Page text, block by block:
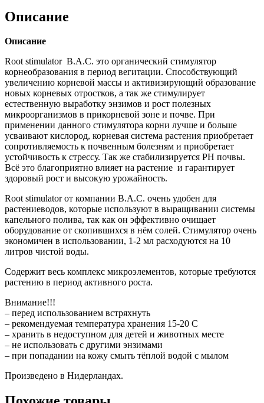
Описание
Описание
Root stimulator B.A.C. это органический стимулятор
корнеобразования в период вегитации. Способствующий
увеличению корневой массы и активизирующий образование
новых корневых отростков, а так же стимулирует
естественную выработку энзимов и рост полезных
микроорганизмов в прикорневой зоне и почве. При
применении данного стимулятора корни лучше и больше
усваивают кислород, корневая система растения приобретает
сопротивляемость к почвенным болезням и приобретает
устойчивость к стрессу. Так же стабилизируется PH почвы.
Всё это благоприятно влияет на растение и гарантирует
здоровый рост и высокую урожайность.
Root stimulator от компании B.A.C. очень удобен для
растениеводов, которые используют в выращивании системы
капельного полива, так как он эффективно очищает
оборудование от скопившихся в нём солей. Стимулятор очень
экономичен в использовании, 1-2 мл расходуются на 10
литров чистой воды.
Содержит весь комплекс микроэлементов, которые требуются
растению в период активного роста.
Внимание!!!
– перед использованием встряхнуть
– рекомендуемая температура хранения 15-20 С
– хранить в недоступном для детей и животных месте
– не использовать с другими энзимами
– при попадании на кожу смыть тёплой водой с мылом
Произведено в Нидерландах.